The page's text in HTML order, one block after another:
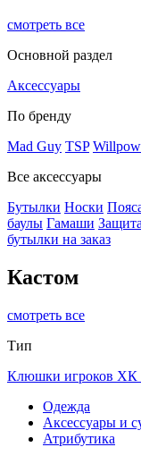
смотреть все
Основной раздел
Аксессуары
По бренду
Mad Guy TSP
Все аксессуары
Бутылки Носки
баулы Гамаши Защита
бутылки на заказ
Кастом
смотреть все
Тип
Клюшки игроков ХК
Одежда
Аксессуары и
Атрибутика